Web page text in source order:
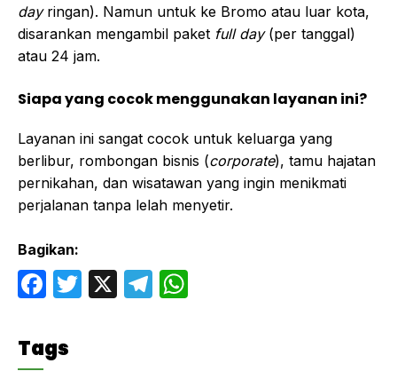
dayringan). Namun untuk ke Bromo atau luar kota,
disarankan mengambil paket full day(per tanggal)
atau 24 jam.
Siapa yang cocok menggunakan layanan ini?
Layanan ini sangat cocok untuk keluarga yang
berlibur, rombongan bisnis (corporate), tamu hajatan
pernikahan, dan wisatawan yang ingin menikmati
perjalanan tanpa lelah menyetir.
Bagikan:
F
c
e
T
X
T
Tags